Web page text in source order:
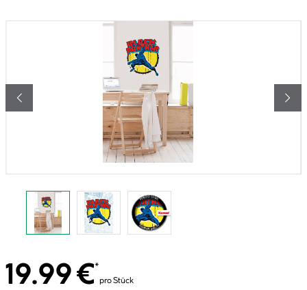
Bildergalerie überspringen
19.99 €*
pro Stück